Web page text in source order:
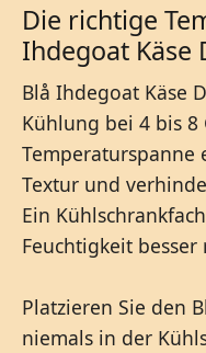
Die richtige
Ihdegoat Käse
Blå Ihdegoat Käse
Kühlung bei 4 bis 8
Temperaturspanne
Textur und
Ein
Feuchtigkeit
Platzieren Sie den
niemals in der